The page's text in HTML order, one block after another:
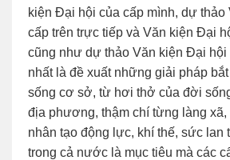
kiện Đại hội của cấp mình, dự
cấp trên trực tiếp và Văn kiện Đại
cũng như dự thảo Văn kiện Đại hội
nhất là đề xuất những giải pháp
sống cơ sở, từ hơi thở của đời
địa phương, thậm chí từng làng xã,
nhân tạo động lực, khí thế, sức lan
trong cả nước là mục tiêu mà các